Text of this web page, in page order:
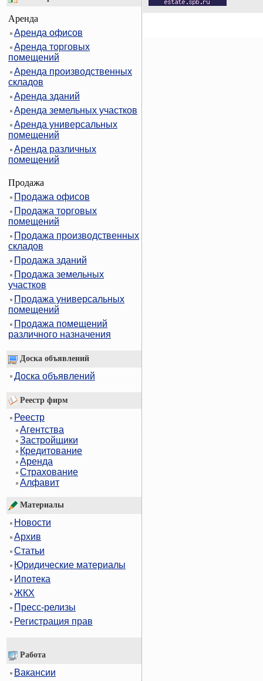
Аренда
Аренда офисов
Аренда торговых
помещений
Аренда производственных
складов
Аренда зданий
Аренда земельных участков
Аренда универсальных
помещений
Аренда различных
помещений
Продажа
Продажа офисов
Продажа торговых
помещений
Продажа производственных
складов
Продажа зданий
Продажа земельных
участков
Продажа универсальных
помещений
Продажа помещений
различного назначения
Доска объявлений
Доска объявлений
Реестр фирм
Реестр
Агентства
Застройщики
Кредитование
Аренда
Страхование
Алфавит
Материалы
Новости
Архив
Статьи
Юридические материалы
Ипотека
ЖКХ
Пресс-релизы
Регистрация прав
Работа
Вакансии